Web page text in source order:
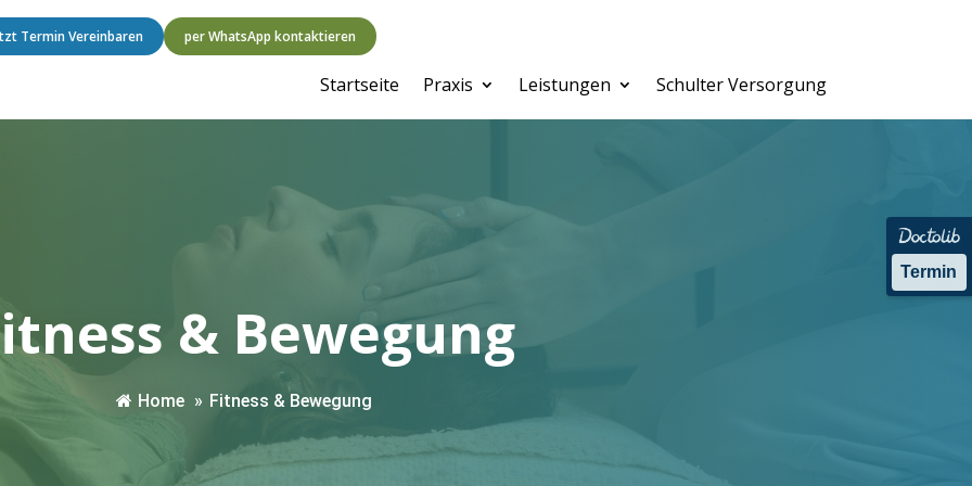
Termin Vereinbaren per WhatsApp kontaktieren
Startseite Praxis Leistungen Schulter Versorgung
& Bewegung
Home » Fitness & Bewegung
Termin